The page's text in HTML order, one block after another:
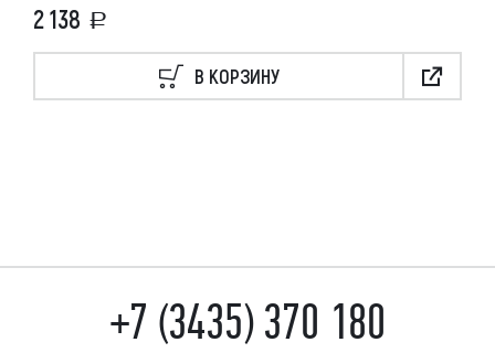
2 138
В КОРЗИНУ
+7 (3435) 370 180